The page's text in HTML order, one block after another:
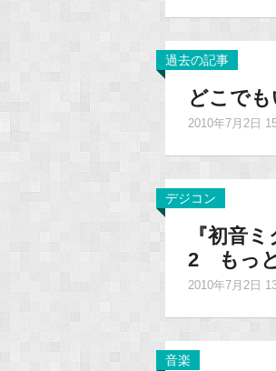
過去の記事
どこで
2010年7月2日
デジコン
『初音
2 もっと
2010年7月2日
音楽